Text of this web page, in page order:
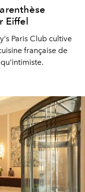
Eiffel
Paris Club cultive
française de